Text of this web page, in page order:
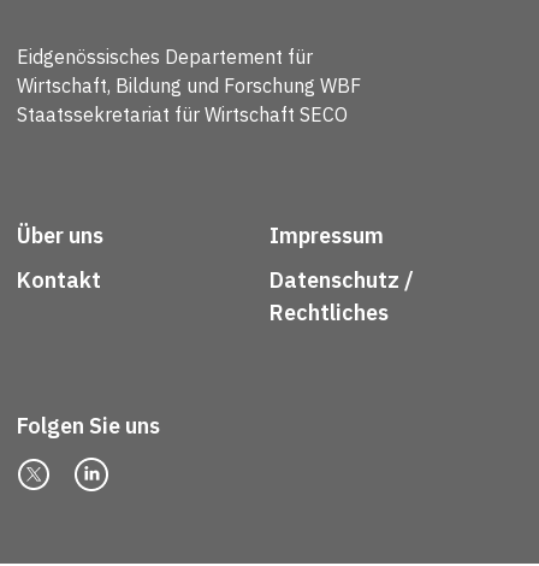
Eidgenössisches Departement für
Wirtschaft, Bildung und Forschung WBF
Staatssekretariat für Wirtschaft SECO
Über uns
Kontakt
Impressum
Datenschutz /
Rechtliches
Folgen Sie uns